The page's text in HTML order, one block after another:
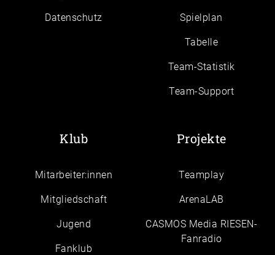
Daten­schutz Spielplan
Tabelle
Team-Statistik
Team-Support
Klub
Mitarbeiter:innen
Mitgliedschaft
Jugend
Fanklub
Projekte
Teamplay
ArenaLAB
CASMOS Media RIESEN-
Fanradio